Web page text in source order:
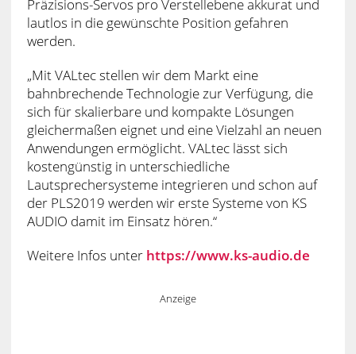
Präzisions-Servos pro Verstellebene akkurat und
lautlos in die gewünschte Position gefahren
werden.
„Mit VALtec stellen wir dem Markt eine
bahnbrechende Technologie zur Verfügung, die
sich für skalierbare und kompakte Lösungen
gleichermaßen eignet und eine Vielzahl an neuen
Anwendungen ermöglicht. VALtec lässt sich
kostengünstig in unterschiedliche
Lautsprechersysteme integrieren und schon auf
der PLS2019 werden wir erste Systeme von KS
AUDIO damit im Einsatz hören.“
Weitere Infos unter https://www.ks-audio.de
Anzeige